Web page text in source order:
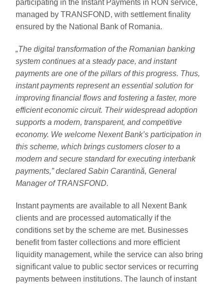
participating in the Instant Payments in RON service,
managed by TRANSFOND, with settlement finality
ensured by the National Bank of Romania.
„The digital transformation of the Romanian banking
system continues at a steady pace, and instant
payments are one of the pillars of this progress. Thus,
instant payments represent an essential solution for
improving financial flows and fostering a faster, more
efficient economic circuit. Their widespread adoption
supports a modern, transparent, and competitive
economy. We welcome Nexent Bank’s participation in
this scheme, which brings customers closer to a
modern and secure standard for executing interbank
payments,” declared Sabin Carantină, General
Manager of TRANSFOND.
Instant payments are available to all Nexent Bank
clients and are processed automatically if the
conditions set by the scheme are met. Businesses
benefit from faster collections and more efficient
liquidity management, while the service can also bring
significant value to public sector services or recurring
payments between institutions. The launch of instant